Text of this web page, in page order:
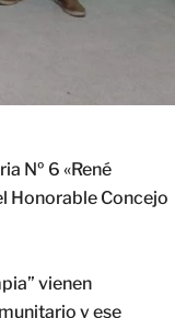
Nº 6 «René
Honorable Concejo
vienen
y ese